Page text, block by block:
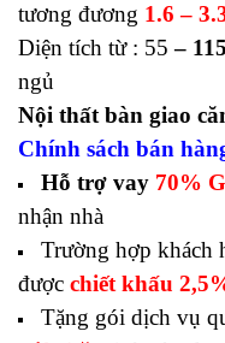
tương đương 1.6 –
Diện tích từ : 55 –
ngủ
Nội thất bàn giao
Chính sách bán
Hỗ trợ vay 70%
nhận nhà
Trường hợp khách
được chiết khấu
Tặng gói dịch vụ